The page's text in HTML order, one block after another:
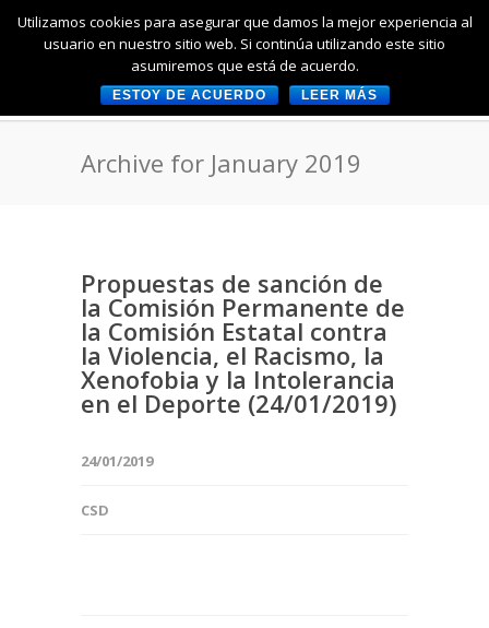
Archive for January 2019
Propuestas de sanción de
la Comisión Permanente de
la Comisión Estatal contra
la Violencia, el Racismo, la
Xenofobia y la Intolerancia
en el Deporte (24/01/2019)
24/01/2019
CSD
Utilizamos cookies para asegurar que damos la mejor experiencia al
usuario en nuestro sitio web. Si continúa utilizando este sitio
asumiremos que está de acuerdo.
ESTOY DE ACUERDO LEER MÁS